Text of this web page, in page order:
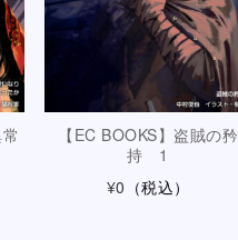
【EC BOOKS】盗賊の矜
持 1
¥0 （税込）